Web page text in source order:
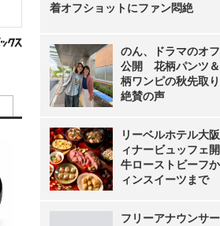
着オフショットにファン悶絶
のん、ドラマのオ
公開 花柄パンツ＆
柄ワンピの秋先取
絶賛の声
リーベルホテル大
ィナービュッフェ
牛ローストビーフ
ィンスイーツまで
フリーアナウンサ